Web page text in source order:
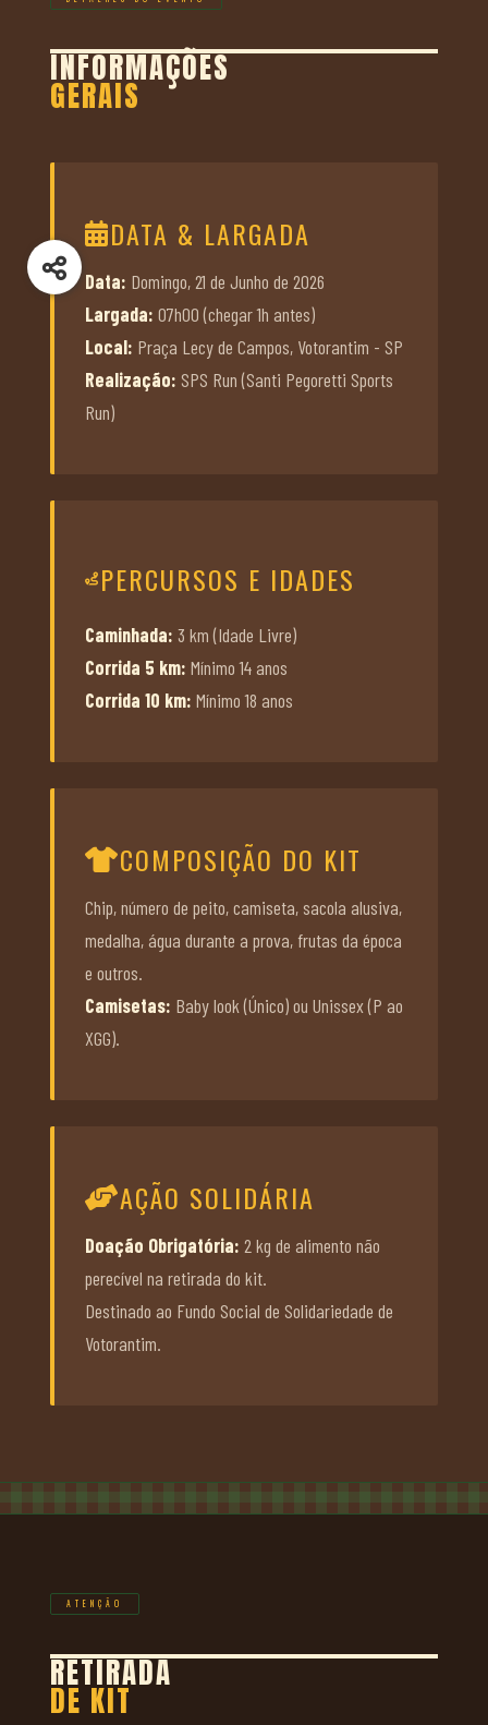
INFORMAÇÕES
GERAIS
DATA & LARGADA
Data: Domingo, 21 de Junho de 2026
Largada: 07h00 (chegar 1h antes)
Local: Praça Lecy de Campos, Votorantim - SP
Realização: SPS Run (Santi Pegoretti Sports
Run)
PERCURSOS E IDADES
Caminhada: 3 km (Idade Livre)
Corrida 5 km: Mínimo 14 anos
Corrida 10 km: Mínimo 18 anos
COMPOSIÇÃO DO KIT
Chip, número de peito, camiseta, sacola alusiva,
medalha, água durante a prova, frutas da época
e outros.
Camisetas: Baby look (Único) ou Unissex (P ao
XGG).
AÇÃO SOLIDÁRIA
Doação Obrigatória: 2 kg de alimento não
perecível na retirada do kit.
Destinado ao Fundo Social de Solidariedade de
Votorantim.
ATENÇÃO
RETIRADA
DE KIT